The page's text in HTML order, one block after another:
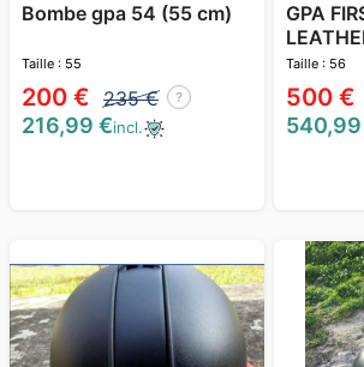
Bombe gpa 54 (55 cm)
Taille : 55
200 € 235 € ?
216,99 €incl.
GPA
Taille : 56
500 €